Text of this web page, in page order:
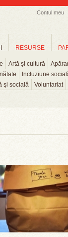
Contul meu
Artă şi cultură
Incluziune
şi socială
Voluntariat
RESURSE